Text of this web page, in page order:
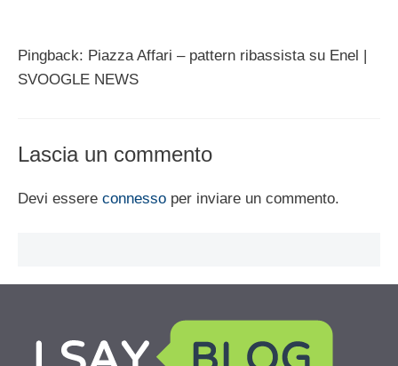
Pingback: Piazza Affari – pattern ribassista su Enel |
SVOOGLE NEWS
Lascia un commento
Devi essere connesso per inviare un commento.